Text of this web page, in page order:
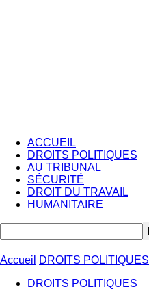
ACCUEIL
DROITS POLITIQUES
AU TRIBUNAL
SÉCURITÉ
DROIT DU TRAVAIL
HUMANITAIRE
Accueil DROITS POLITIQUES
DROITS POLITIQUES